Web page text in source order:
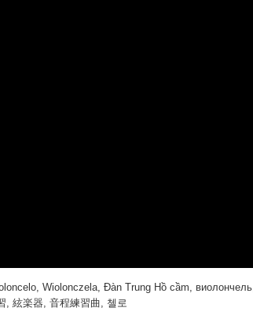
Wiolonczela Đàn Trung Hồ cầm виолончель
絃楽器 音程練習曲 첼로